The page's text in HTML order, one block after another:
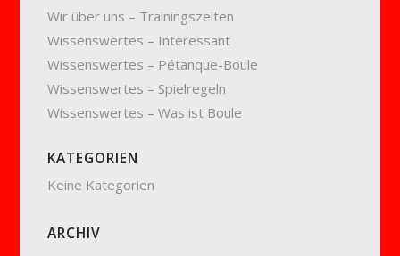
Wir über uns – Trainingszeiten
Wissenswertes – Interessant
Wissenswertes – Pétanque-Boule
Wissenswertes – Spielregeln
Wissenswertes – Was ist Boule
KATEGORIEN
Keine Kategorien
ARCHIV